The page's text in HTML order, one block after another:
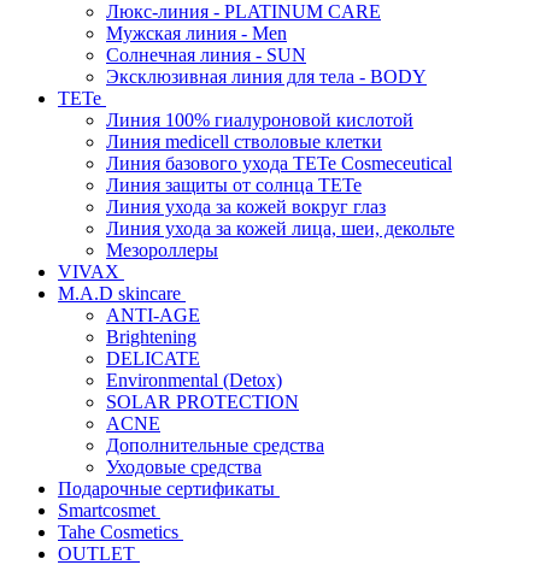
Люкс-линия - PLATINUM CARE
Мужская линия - Men
Солнечная линия - SUN
Эксклюзивная линия для тела - BODY
TETe
Линия 100% гиалуроновой кислотой
Линия medicell стволовые клетки
Линия базового ухода TETe Cosmeceutical
Линия защиты от солнца TETe
Линия ухода за кожей вокруг глаз
Линия ухода за кожей лица, шеи, декольте
Мезороллеры
VIVAX
M.A.D skincare
ANTI-AGE
Brightening
DELICATE
Environmental (Detox)
SOLAR PROTECTION
АCNE
Дополнительные средства
Уходовые средства
Подарочные сертификаты
Smartcosmet
Tahe Cosmetics
OUTLET